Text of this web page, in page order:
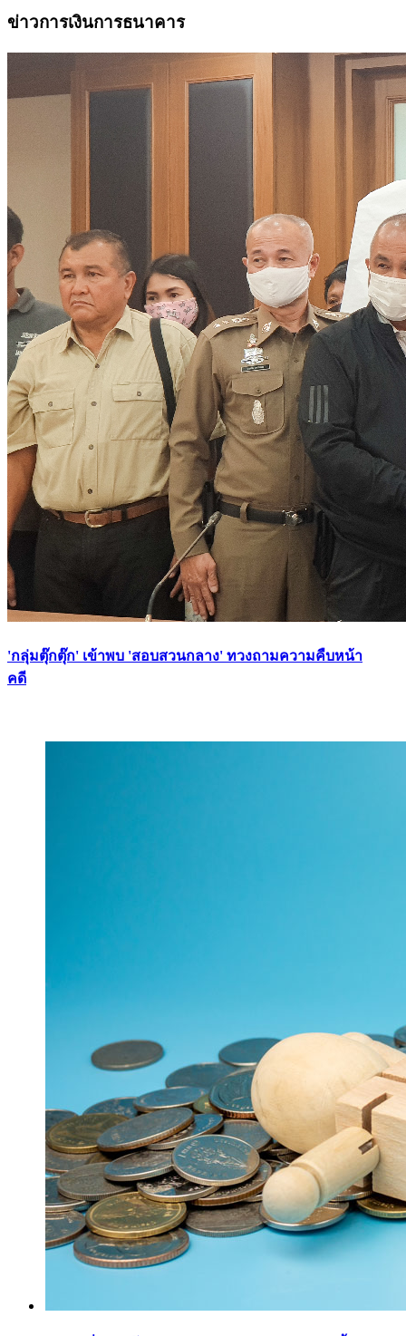
ข่าวการเงินการธนาคาร
'กลุ่มตุ๊กตุ๊ก' เข้าพบ 'สอบสวนกลาง' ทวงถามความคืบหน้า
คดี